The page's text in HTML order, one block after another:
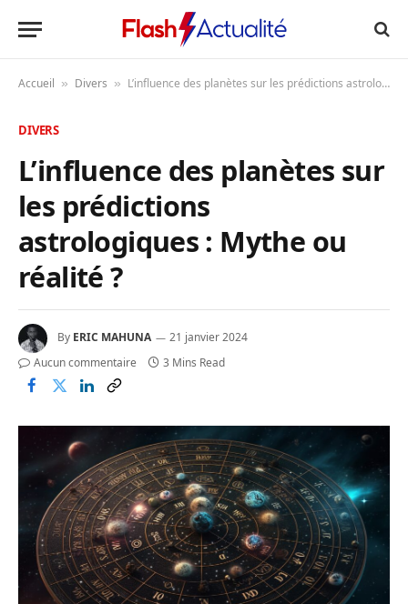
Accueil » Divers » L’influence des planètes sur les prédictions astrologiques : Mythe ou réalité ?
DIVERS
L’influence des planètes sur
les prédictions
astrologiques : Mythe ou
réalité ?
By ERIC MAHUNA
21 janvier 2024
Aucun commentaire
3 Mins Read